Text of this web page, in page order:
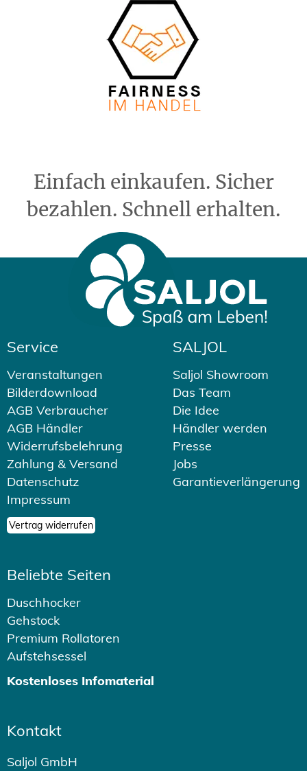
Einfach einkaufen. Sicher
bezahlen. Schnell erhalten.
Service
Veranstaltungen
Bilderdownload
AGB Verbraucher
AGB Händler
Widerrufsbelehrung
Zahlung & Versand
Datenschutz
Impressum
Vertrag widerrufen
SALJOL
Saljol Showroom
Das Team
Die Idee
Händler werden
Presse
Jobs
Garantieverlängerung
Beliebte Seiten
Duschhocker
Gehstock
Premium Rollatoren
Aufstehsessel
Kostenloses Infomaterial
Kontakt
Saljol GmbH